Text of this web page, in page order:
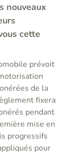
nouveaux
cette
prévoit
de la
fixera
pendant
mise en
progressifs
pour